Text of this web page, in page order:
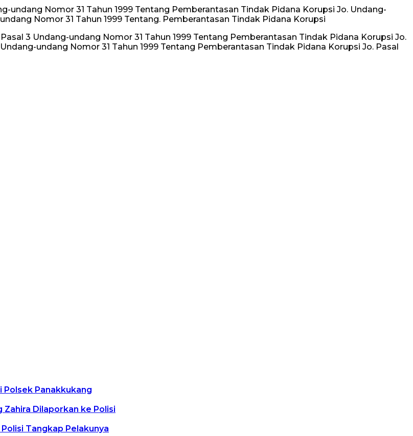
undang Nomor 31 Tahun 1999 Tentang Pemberantasan Tindak Pidana Korupsi Jo. Undang-
Nomor 31 Tahun 1999 Tentang. Pemberantasan Tindak Pidana Korupsi
3 Undang-undang Nomor 31 Tahun 1999 Tentang Pemberantasan Tindak Pidana Korupsi Jo.
undang Nomor 31 Tahun 1999 Tentang Pemberantasan Tindak Pidana Korupsi Jo. Pasal
Polsek Panakkukang
Dilaporkan ke Polisi
Tangkap Pelakunya